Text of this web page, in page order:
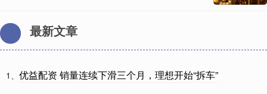
最新文章
1、 优益配资 销量连续下滑三个月，理想开始“拆车”